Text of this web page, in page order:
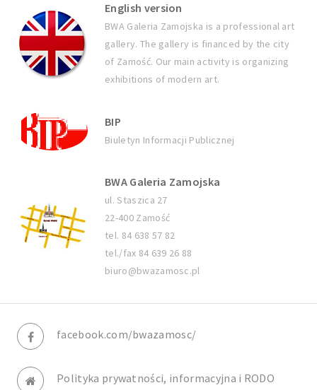
English version
BWA Galeria Zamojska is a professional art
gallery. The gallery is financed by the city
of Zamość. Our main activity is organizing
exhibitions of modern art.
BIP
Biuletyn Informacji Publicznej
BWA Galeria Zamojska
ul. Staszica 27
22-400 Zamość
tel. 84 638 57 82
tel./fax 84 639 26 88
biuro@bwazamosc.pl
facebook.com/bwazamosc/
Polityka prywatności, informacyjna i RODO